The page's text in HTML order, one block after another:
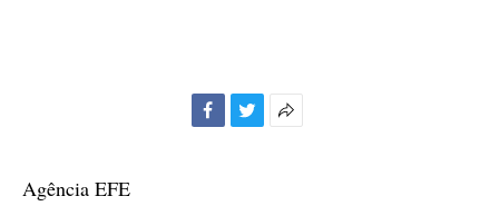
Agência EFE